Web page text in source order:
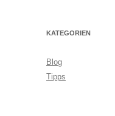
KATEGORIEN
Blog
Tipps